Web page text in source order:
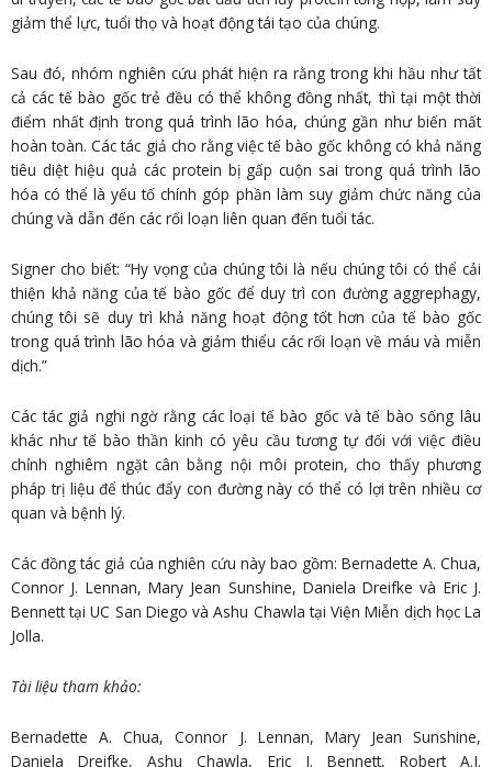
giảm thể lực, tuổi thọ và hoạt động tái tạo của chúng.
Sau đó, nhóm nghiên cứu phát hiện ra rằng trong khi hầu như tất
cả các tế bào gốc trẻ đều có thể không đồng nhất, thì tại một thời
điểm nhất định trong quá trình lão hóa, chúng gần như biến mất
hoàn toàn. Các tác giả cho rằng việc tế bào gốc không có khả năng
tiêu diệt hiệu quả các protein bị gấp cuộn sai trong quá trình lão
hóa có thể là yếu tố chính góp phần làm suy giảm chức năng của
chúng và dẫn đến các rối loạn liên quan đến tuổi tác.
Signer cho biết: “Hy vọng của chúng tôi là nếu chúng tôi có thể cải
thiện khả năng của tế bào gốc để duy trì con đường aggrephagy,
chúng tôi sẽ duy trì khả năng hoạt động tốt hơn của tế bào gốc
trong quá trình lão hóa và giảm thiểu các rối loạn về máu và miễn
dịch.”
Các tác giả nghi ngờ rằng các loại tế bào gốc và tế bào sống lâu
khác như tế bào thần kinh có yêu cầu tương tự đối với việc điều
chỉnh nghiêm ngặt cân bằng nội môi protein, cho thấy phương
pháp trị liệu để thúc đẩy con đường này có thể có lợi trên nhiều cơ
quan và bệnh lý.
Các đồng tác giả của nghiên cứu này bao gồm: Bernadette A. Chua,
Connor J. Lennan, Mary Jean Sunshine, Daniela Dreifke và Eric J.
Bennett tại UC San Diego và Ashu Chawla tại Viện Miễn dịch học La
Jolla.
Tài liệu tham khảo:
Bernadette A. Chua, Connor J. Lennan, Mary Jean Sunshine,
Daniela Dreifke, Ashu Chawla, Eric J. Bennett, Robert A.J.